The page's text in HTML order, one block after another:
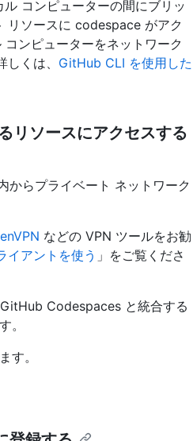
コンピューターの間にブリッ
リソースに codespace がアク
ンピューターをネットワーク
くは、 GitHub CLI を使用した
リソースにアクセスする
らプライベート ネットワーク
などの VPN ツールをお勧
アントを使う 」をご覧くださ
Codespaces と統合する
。
す。